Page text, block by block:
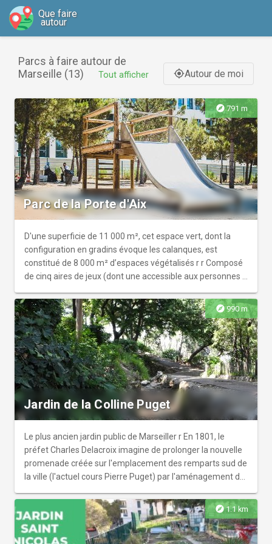
Que faire
autour
Parcs à faire autour de
Marseille (13)
Tout afficher gps_fixedAutour de moi
explore791 m
Parc de la Porte d'Aix
D'une superficie de 11 000 m², cet espace vert, dont la
configuration en gradins évoque les calanques, est
constitué de 8 000 m² d’espaces végétalisés r r Composé
de cinq aires de jeux (dont une accessible aux personnes à
dames le parc de la porte d'Aix dispose également de
deux fontaines d'eau potable, de brumisateurs, d'un jardin
partagé et de 600 m² d'espaces divers.
explore990 m
Jardin de la Colline Puget
Le plus ancien jardin public de Marseiller r En 1801, le
préfet Charles Delacroix imagine de prolonger la nouvelle
promenade créée sur l'emplacement des remparts sud de
la ville (l'actuel cours Pierre Puget) par l'aménagement de
aléas politiques et financiers, les travaux, réalisés par les
Ateliers de Charité, s’échelonnent sur plus de cinquante
ans.r A l’époque, les problèmes dus à la topographie
explore1.1 km